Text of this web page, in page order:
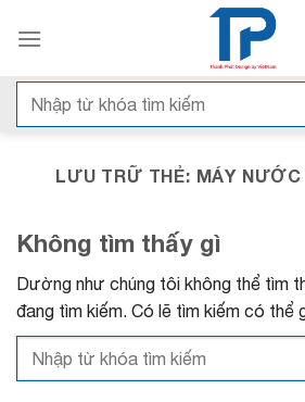
qua
dungTìm
kiếm:
LƯU TRỮ THẺ: MÁY
Không tìm thấy gì
Dường như chúng tôi không thể tìm
đang tìm kiếm. Có lẽ tìm kiếm có thể